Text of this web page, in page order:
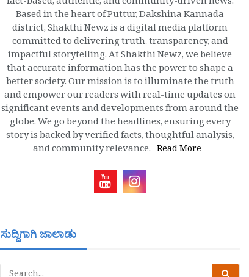
Based in the heart of Puttur, Dakshina Kannada
district, Shakthi Newz is a digital media platform
committed to delivering truth, transparency, and
impactful storytelling. At Shakthi Newz, we believe
that accurate information has the power to shape a
better society. Our mission is to illuminate the truth
and empower our readers with real-time updates on
significant events and developments from around the
globe. We go beyond the headlines, ensuring every
story is backed by verified facts, thoughtful analysis,
and community relevance. Read More
ಸುದ್ದಿಗಾಗಿ ಜಾಲಾಡು